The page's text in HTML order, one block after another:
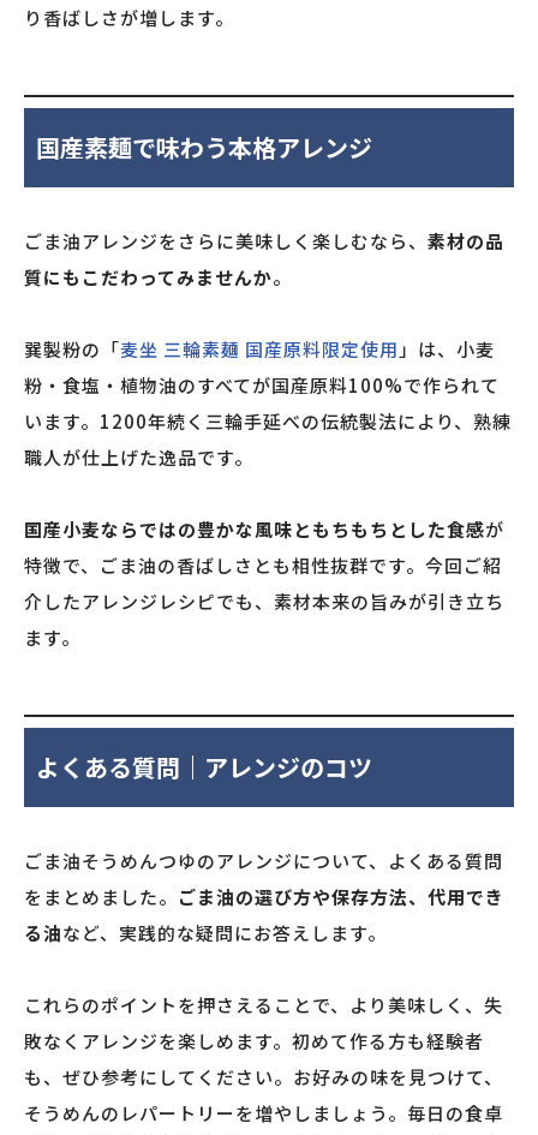
り香ばしさが増します。
国産素麺で味わう本格アレンジ
ごま油アレンジをさらに美味しく楽しむなら、 素材の品
質にもこだわってみませんか。
巽製粉の「麦坐 三輪素麺 国産原料限定使用」は、小麦
粉・食塩・植物油のすべてが国産原料100%で作られて
います。1200年続く三輪手延べの伝統製法により、熟練
職人が仕上げた逸品です。
国産小麦ならではの豊かな風味ともちもちとした食感が
特徴で、ごま油の香ばしさとも相性抜群です。今回ご紹
介したアレンジレシピでも、素材本来の旨みが引き立ち
ます。
よくある質問｜アレンジのコツ
ごま油そうめんつゆのアレンジについて、よくある質問
をまとめました。 ごま油の選び方や保存方法、代用でき
る油など、実践的な疑問にお答えします。
これらのポイントを押さえることで、より美味しく、失
敗なくアレンジを楽しめます。初めて作る方も経験者
も、ぜひ参考にしてください。お好みの味を見つけて、
そうめんのレパートリーを増やしましょう。毎日の食卓